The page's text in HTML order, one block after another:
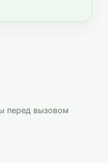
перед вызовом